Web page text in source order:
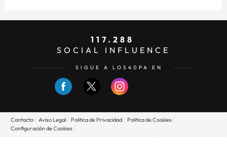
117.288
SOCIAL INFLUENCE
SIGUE A LOS40PA EN
Contacto Aviso Legal Politica de Privacidad
Politica de Cookies
Configuración de Cookies